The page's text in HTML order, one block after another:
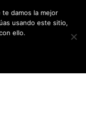
AM
te damos la mejor
usando este sitio,
ello.